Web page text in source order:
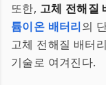
또한, 고체 전해질
튬이온 배터리의
고체 전해질 배터
기술로 여겨진다.